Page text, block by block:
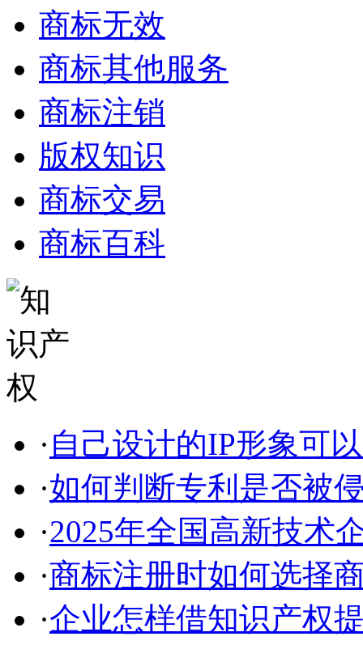
商标无效
商标其他服务
商标注销
版权知识
商标交易
商标百科
· 自己设计的IP形象可
·如何判断专利是否被
·2025年全国高新技术
·商标注册时如何选择
·企业怎样借知识产权